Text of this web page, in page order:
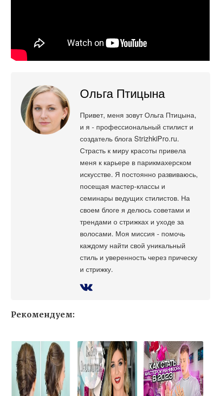
Ольга Птицына
Привет, меня зовут Ольга Птицына,
и я - профессиональный стилист и
создатель блога StrizhkiPro.ru.
Страсть к миру красоты привела
меня к карьере в парикмахерском
искусстве. Я постоянно развиваюсь,
посещая мастер-классы и
семинары ведущих стилистов. На
своем блоге я делюсь советами и
трендами о стрижках и уходе за
волосами. Моя миссия - помочь
каждому найти свой уникальный
стиль и уверенность через прическу
и стрижку.
Рекомендуем: